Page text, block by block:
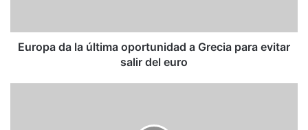
evitar
salir
Europa da la última oportunidad a Grecia para evitar
salir del euro